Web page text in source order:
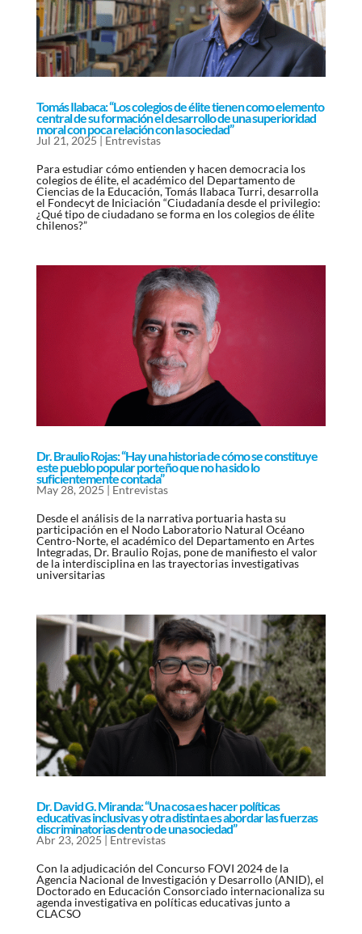
Tomás Ilabaca: “Los colegios de élite tienen como elemento
central de su formación el desarrollo de una superioridad
moral con poca relación con la sociedad”
Jul 21, 2025 | Entrevistas
Para estudiar cómo entienden y hacen democracia los
colegios de élite, el académico del Departamento de
Ciencias de la Educación, Tomás Ilabaca Turri, desarrolla
el Fondecyt de Iniciación “Ciudadanía desde el privilegio:
¿Qué tipo de ciudadano se forma en los colegios de élite
chilenos?”
Dr. Braulio Rojas: “Hay una historia de cómo se constituye
este pueblo popular porteño que no ha sido lo
suficientemente contada”
May 28, 2025 | Entrevistas
Desde el análisis de la narrativa portuaria hasta su
participación en el Nodo Laboratorio Natural Océano
Centro-Norte, el académico del Departamento en Artes
Integradas, Dr. Braulio Rojas, pone de manifiesto el valor
de la interdisciplina en las trayectorias investigativas
universitarias
Dr. David G. Miranda: “Una cosa es hacer políticas
educativas inclusivas y otra distinta es abordar las fuerzas
discriminatorias dentro de una sociedad”
Abr 23, 2025 | Entrevistas
Con la adjudicación del Concurso FOVI 2024 de la
Agencia Nacional de Investigación y Desarrollo (ANID), el
Doctorado en Educación Consorciado internacionaliza su
agenda investigativa en políticas educativas junto a
CLACSO